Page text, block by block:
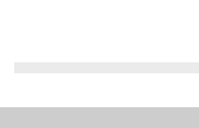
Výprodej